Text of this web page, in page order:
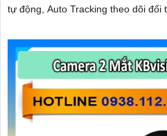
tự động, Auto Tracking theo dõi đối